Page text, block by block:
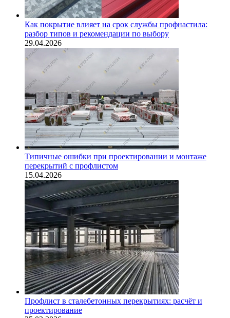
Как покрытие влияет на срок службы профнастила:
разбор типов и рекомендации по выбору
29.04.2026
Типичные ошибки при проектировании и монтаже
перекрытий с профлистом
15.04.2026
Профлист в сталебетонных перекрытиях: расчёт и
проектирование